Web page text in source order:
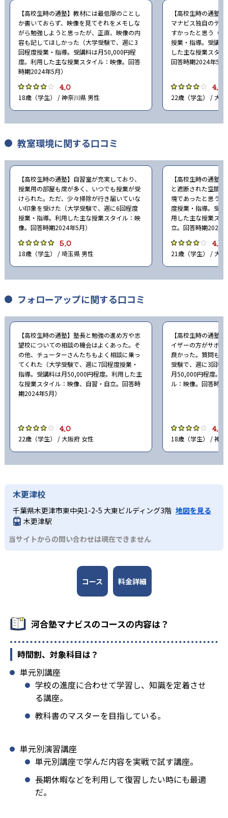
【高校生時の通塾】教材には最低限のことし
か書いておらず、映像を見てそれをメモしな
がら勉強しようと思ったが、正直、映像の内
容も記してほしかった（大学受験で、週に3
回程度授業・指導。受講料は月50,000円程
度。利用した主な授業スタイル：映像。回答
時期2024年5月）
4.0
18歳（学生） / 神奈川県 男性
【高校生時の通塾
マナビス独自のテ
すかったと思う（
授業・指導。受講
した主な授業スタ
回答時期2024年5月
4.0
22歳（学生） / 大阪
教室環境に関する口コミ
【高校生時の通塾】自習室が充実しており、
授業用の部屋も席が多く、いつでも授業が受
けられた。ただ、少々掃除が行き届いていな
い印象を受けた（大学受験で、週に6回程度
授業・指導。利用した主な授業スタイル：映
像。回答時期2024年5月）
5.0
18歳（学生） / 埼玉県 男性
【高校生時の通塾
と遮断された空間
境であったと思う
度授業・指導。受
用した主な授業ス
立。回答時期2024
4.0
21歳（学生） / 大阪
フォローアップに関する口コミ
【高校生時の通塾】塾長と勉強の進め方や志
望校についての相談の機会はよくあった。そ
の他、チューターさんたちもよく相談に乗っ
てくれた（大学受験で、週に7回程度授業・
指導。受講料は月50,000円程度。利用した主
な授業スタイル：映像、自習・自立。回答時
期2024年5月）
4.0
22歳（学生） / 大阪府 女性
【高校生時の通塾
イザーの方がサポ
良かった。質問も
受験で、週に3回程
月50,000円程度。
ル：映像。回答時
4.0
18歳（学生） / 神奈
木更津校
千葉県木更津市東中央1-2-5 大東ビルディング3階 地図を見る
木更津駅
当サイトからの問い合わせは現在できません
コース 料金詳細
河合塾マナビスのコースの内容は？
時間割、対象科目は？
単元別講座
学校の進度に合わせて学習し、知識を定着させ
る講座。
教科書のマスターを目指している。
単元別演習講座
単元別講座で学んだ内容を実戦で試す講座。
長期休暇などを利用して復習したい時にも最適
だ。